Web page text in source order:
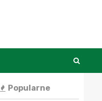
Popularne